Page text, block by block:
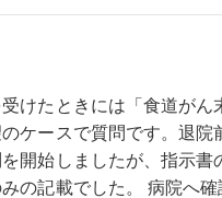
けたときには「食道がん
ケースで質問です。退院
開始しましたが、指示書
の記載でした。 病院へ